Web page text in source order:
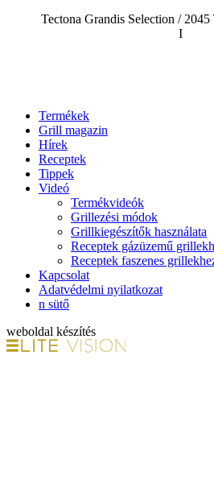
Tectona Grandis Selection /
I
Termékek
Grill magazin
Hírek
Receptek
Tippek
Videó
Termékvideók
Grillezési módok
Grillkiegészítők használata
Receptek gázüzemű
Receptek faszenes
Kapcsolat
Adatvédelmi nyilatkozat
n sütő
weboldal készítés